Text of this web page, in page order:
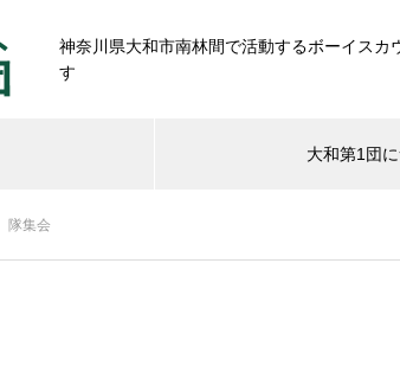
神奈川県大和市南林間で活動するボーイスカ
す
大和第1団
隊集会